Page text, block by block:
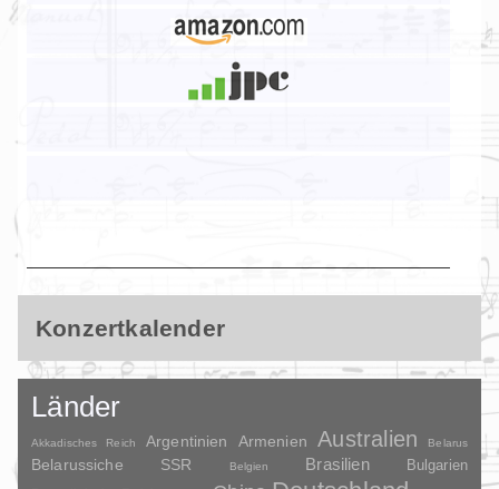
Konzertkalender
Länder
Akkadisches Reich Argentinien Armenien Australien Belarus
Belarussiche SSR Belgien Brasilien Bulgarien